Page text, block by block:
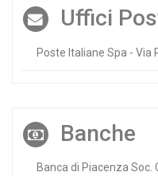
Uffici
Poste Italiane Spa - Via
Banche
Banca di Piacenza Soc.